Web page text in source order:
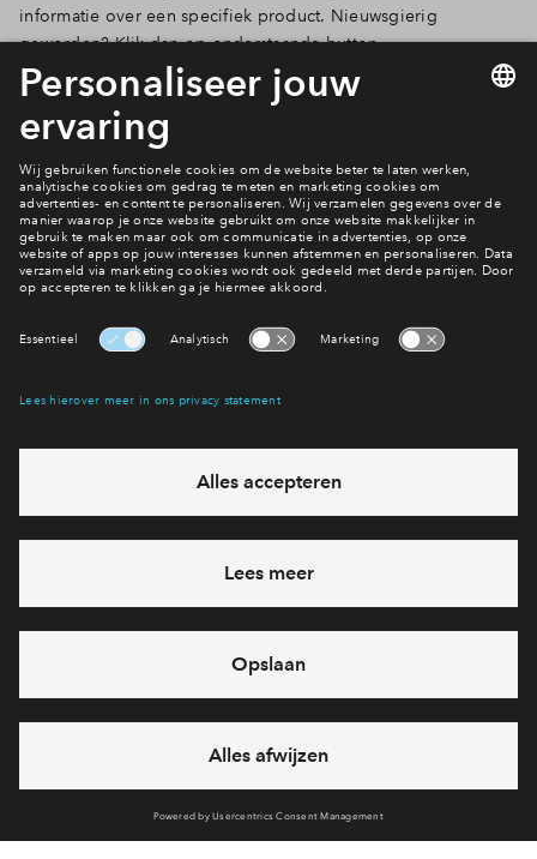
informatie over een specifiek product. Nieuwsgierig
geworden? Klik dan op onderstaande button.
Bezoek de virtuele showroom
Naar het nieuwsoverzicht
Meer nieuws?
Interesse? Meld je dan snel aan
Hiermee blijf je op de hoogte van het belangrijkste nieuws en
Ja, ik wil mij aanmelden
Heb je een vraag en wil je direct antwoord? Bel ons op
712 26 49
feestdagen)
vandaag gesloten, maandag zijn we vanaf
09:00 uur weer
bereikbaar